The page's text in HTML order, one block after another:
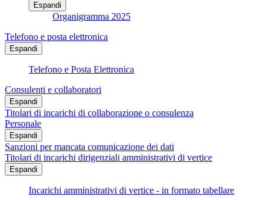
Espandi
Organigramma 2025
Telefono e posta elettronica
Espandi
Telefono e Posta Elettronica
Consulenti e collaboratori
Espandi
Titolari di incarichi di collaborazione o consulenza
Personale
Espandi
Sanzioni per mancata comunicazione dei dati
Titolari di incarichi dirigenziali amministrativi di vertice
Espandi
Incarichi amministrativi di vertice - in formato tabellare